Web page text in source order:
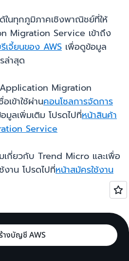
ด้ในทุกภูมิภาคเชิงพาณิชย์ที่ให้
Migration Service เข้าถึง
เจี้ยนของ AWS เพื่อดูข้อมูล
ล่าสุด
Application Migration
เข้าใช้ผ่านคอนโซลการจัดการ
มูลเพิ่มเติม โปรดไปที่หน้าสินค้า
Service
เกี่ยวกับ Trend Micro และเพื่อ
าน โปรดไปที่หน้าสมัครใช้งาน
างบัญชี AWS